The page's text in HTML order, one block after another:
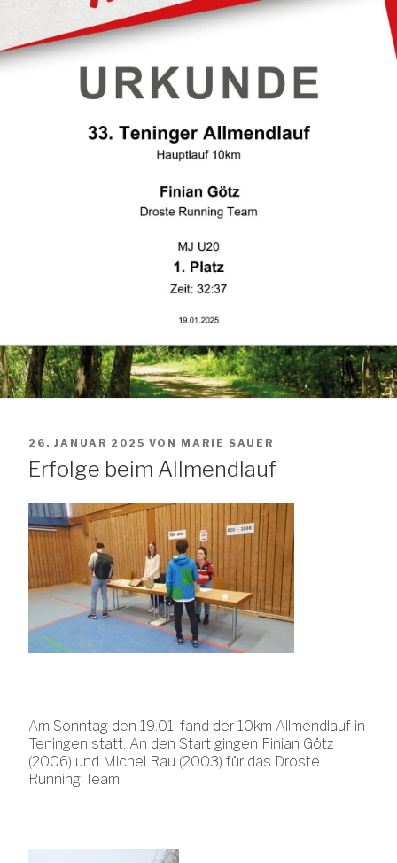
VERÖFFENTLICHT
AM
26. JANUAR 2025 VON MARIE SAUER
Erfolge beim Allmendlauf
Am Sonntag den 19.01. fand der 10km Allmendlauf in
Teningen statt. An den Start gingen Finian Götz
(2006) und Michel Rau (2003) für das Droste
Running Team.